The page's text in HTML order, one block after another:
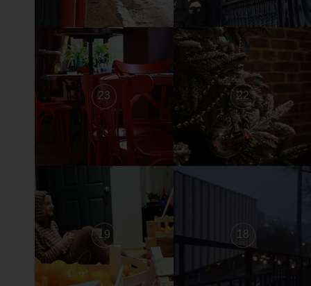
23 22
19 18